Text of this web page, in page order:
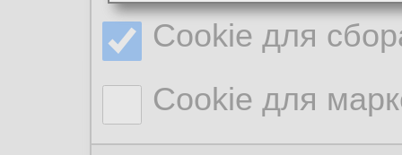
Cookie для
Cookie для